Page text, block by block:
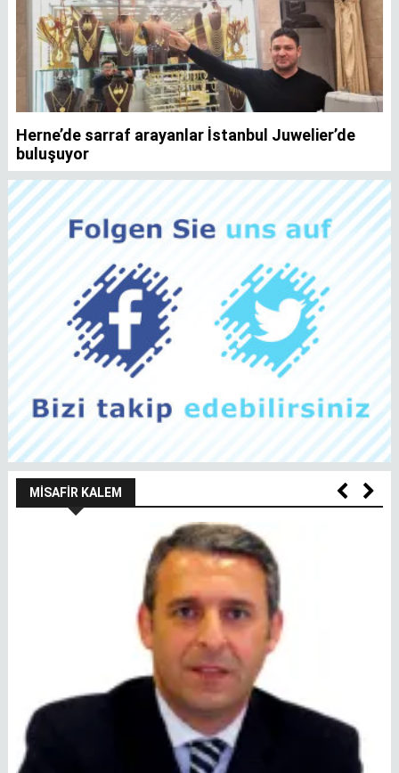
Herne’de sarraf arayanlar İstanbul Juwelier’de
buluşuyor
MISAFIR KALEM